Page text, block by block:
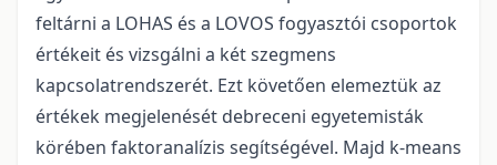
feltárni a LOHAS és a LOVOS fogyasztói csoportok
értékeit és vizsgálni a két szegmens
kapcsolatrendszerét. Ezt követően elemeztük az
értékek megjelenését debreceni egyetemis­ták
körében faktoranalízis segítségével. Majd k-means